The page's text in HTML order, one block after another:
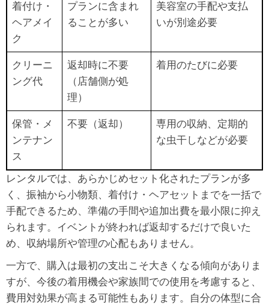
着付け・
ヘアメイ
ク
プランに含まれ
ることが多い
美容室の手配や支払
いが別途必要
クリーニ
ング代
返却時に不要
（店舗側が処
理）
着用のたびに必要
保管・メ
ンテナン
ス
不要（返却）
専用の収納、定期的
な虫干しなどが必要
レンタルでは、あらかじめセット化されたプランが多
く、振袖から小物類、着付け・ヘアセットまでを一括で
手配できるため、準備の手間や追加出費を最小限に抑え
られます。イベントが終われば返却するだけで良いた
め、収納場所や管理の心配もありません。
一方で、購入は最初の支出こそ大きくなる傾向がありま
すが、今後の着用機会や家族間での使用を考慮すると、
費用対効果が高まる可能性もあります。自分の体型に合